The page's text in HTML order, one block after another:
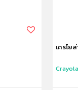
ก เด็กควรใช้
ญ ไม่นำเข้าจมูก
เครโย